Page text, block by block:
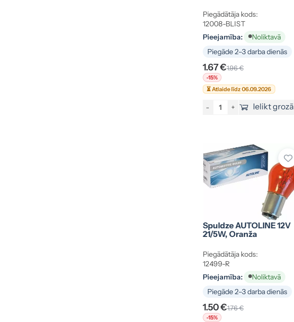
Piegādātāja kods:
12008-BLIST
Pieejamība:
Noliktavā
Piegāde 2–3 darba dienās
1.67 €1.96 €
-15%
⏳ Atlaide līdz 06.09.2026
- + Ielikt grozā
Spuldze AUTOLINE 12V
21/5W, Oranža
Piegādātāja kods:
12499-R
Pieejamība:
Noliktavā
Piegāde 2–3 darba dienās
1.50 €1.76 €
-15%